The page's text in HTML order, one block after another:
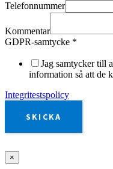
Telefonnummer
Kommentar
GDPR-samtycke *
Jag samtycker till
information så att de
Integritestspolicy
SKICKA
×